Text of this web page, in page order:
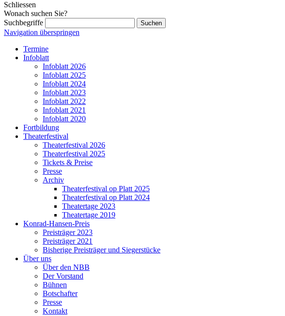
Schliessen
Wonach suchen Sie?
Suchbegriffe
Navigation überspringen
Termine
Infoblatt
Infoblatt 2026
Infoblatt 2025
Infoblatt 2024
Infoblatt 2023
Infoblatt 2022
Infoblatt 2021
Infoblatt 2020
Fortbildung
Theaterfestival
Theaterfestival 2026
Theaterfestival 2025
Tickets & Preise
Presse
Archiv
Theaterfestival op Platt 2025
Theaterfestival op Platt 2024
Theatertage 2023
Theatertage 2019
Konrad-Hansen-Preis
Preisträger 2023
Preisträger 2021
Bisherige Preisträger und Siegerstücke
Über uns
Über den NBB
Der Vorstand
Bühnen
Botschafter
Presse
Kontakt